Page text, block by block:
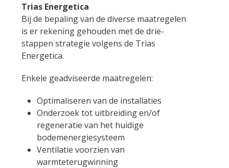
Trias Energetica
Bij de bepaling van de diverse maatregelen
is er rekening gehouden met de drie-
stappen strategie volgens de Trias
Energetica.
Enkele geadviseerde maatregelen:
Optimaliseren van de installaties
Onderzoek tot uitbreiding en/of
regeneratie van het huidige
bodemenergiesysteem
Ventilatie voorzien van
warmteterugwinning